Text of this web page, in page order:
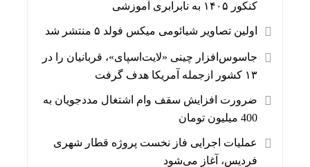
کنکور ۱۴۰۵ به نابرابری آموزشی
اولین تصاویر شیائومی میکس فولد ۵ منتشر شد
جاسوس‌افزار چینی «لایت‌اسپای»، قربانیان را در
۱۳ کشور ازجمله آمریکا هدف گرفت
ضرورت افزایش سقف وام اشتغال مددجویان به
400 میلیون تومان
عملیات اجرایی فاز نخست پروژه قطار شهری
فردیس، آغاز می‌شود